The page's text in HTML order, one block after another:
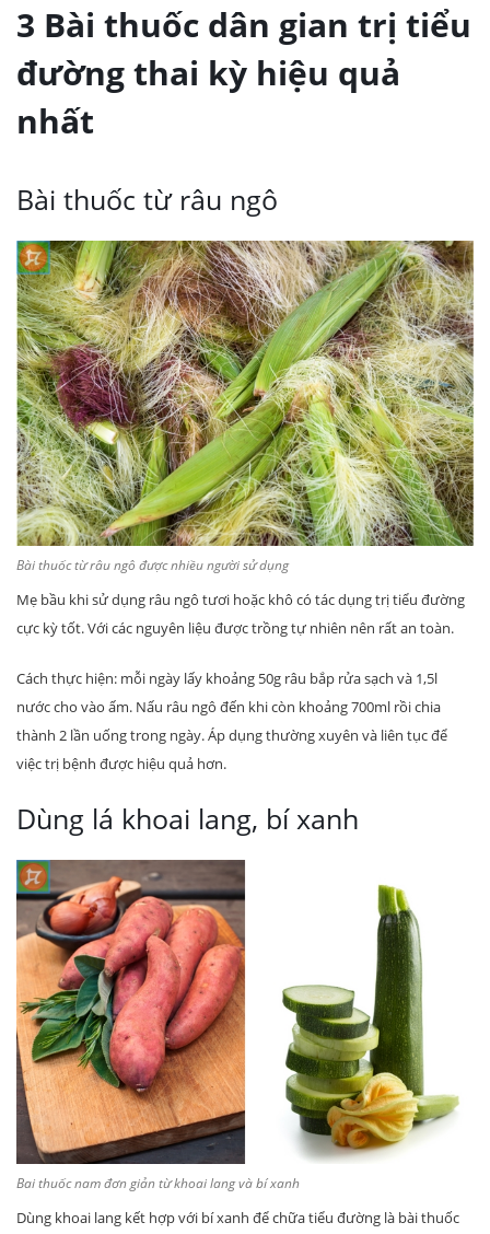
3 Bài thuốc dân gian trị tiểu
đường thai kỳ hiệu quả
nhất
Bài thuốc từ râu ngô
Bài thuốc từ râu ngô được nhiều người sử dụng
Mẹ bầu khi sử dụng râu ngô tươi hoặc khô có tác dụng trị tiểu đường
cực kỳ tốt. Với các nguyên liệu được trồng tự nhiên nên rất an toàn.
Cách thực hiện: mỗi ngày lấy khoảng 50g râu bắp rửa sạch và 1,5l
nước cho vào ấm. Nấu râu ngô đến khi còn khoảng 700ml rồi chia
thành 2 lần uống trong ngày. Áp dụng thường xuyên và liên tục để
việc trị bệnh được hiệu quả hơn.
Dùng lá khoai lang, bí xanh
Bai thuốc nam đơn giản từ khoai lang và bí xanh
Dùng khoai lang kết hợp với bí xanh để chữa tiểu đường là bài thuốc